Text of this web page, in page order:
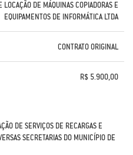
LOCAÇÃO DE MÁQUINAS COPIADORAS E
EQUIPAMENTOS DE INFORMÁTICA LTDA
CONTRATO ORIGINAL
R$ 5.900,00
DE SERVIÇOS DE RECARGAS E
SECRETARIAS DO MUNICÍPIO DE